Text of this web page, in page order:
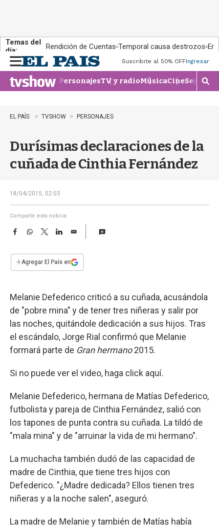
Temas del
día:
Rendición de Cuentas Temporal causa destrozos En
n
u
Suscribite al 50% OFFIngresar
PersonajesTV y radioMúsicaCineSeries
M
o
e
EL PAÍS TVSHOW PERSONAJES
Durísimas declaraciones de la
cuñada de Cinthia Fernández
18/04/2015, 02:03
Compartir esta noticia
F
e
b
k
W
s
p
T
w
t
L
n
E
i
l
+Agregar El País en
Melanie Defederico criticó a su cuñada, acusándola
de "pobre mina" y de tener tres niñeras y salir por
las noches, quitándole dedicación a sus hijos. Tras
el escándalo, Jorge Rial confirmó que Melanie
formará parte de Gran hermano2015.
Si no puede ver el video, haga click aquí.
Melanie Defederico, hermana de Matías Defederico,
futbolista y pareja de Cinthia Fernández, salió con
los tapones de punta contra su cuñada. La tildó de
"mala mina" y de "arruinar la vida de mi hermano".
La muchacha también dudó de las capacidad de
madre de Cinthia, que tiene tres hijos con
Defederico. "¿Madre dedicada? Ellos tienen tres
niñeras y a la noche salen", aseguró.
La madre de Melanie y también de Matías había